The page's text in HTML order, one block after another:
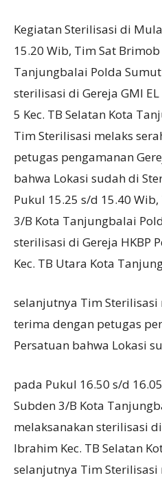
Kegiatan Sterilisasi di
15.20 Wib, Tim Sat
Tanjungbalai Polda
sterilisasi di Gereja GMI
5 Kec. TB Selatan Kota
Tim Sterilisasi melaks
petugas pengamanan
bahwa Lokasi sudah di
Pukul 15.25 s/d 15.40
3/B Kota Tanjungbalai
sterilisasi di Gereja HKBP
Kec. TB Utara Kota
selanjutnya Tim Sterilisasi
terima dengan petugas
Persatuan bahwa Lokasi
pada Pukul 16.50 s/d
Subden 3/B Kota
melaksanakan sterilisasi di
Ibrahim Kec. TB Selatan
selanjutnya Tim Sterilisasi